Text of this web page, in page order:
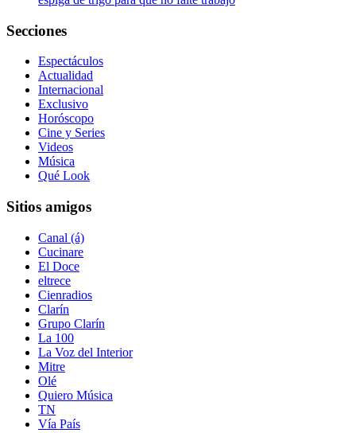
Secciones
Espectáculos
Actualidad
Internacional
Exclusivo
Horóscopo
Cine y Series
Videos
Música
Qué Look
Sitios amigos
Canal (á)
Cucinare
El Doce
eltrece
Cienradios
Clarín
Grupo Clarín
La 100
La Voz del Interior
Mitre
Olé
Quiero Música
TN
Vía País